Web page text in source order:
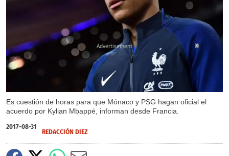
Es cuestión de horas para que Mónaco y PSG hagan oficial el
acuerdo por Kylian Mbappé, informan desde Francia.
X
2017-08-31
REDACCIÓN DIEZ